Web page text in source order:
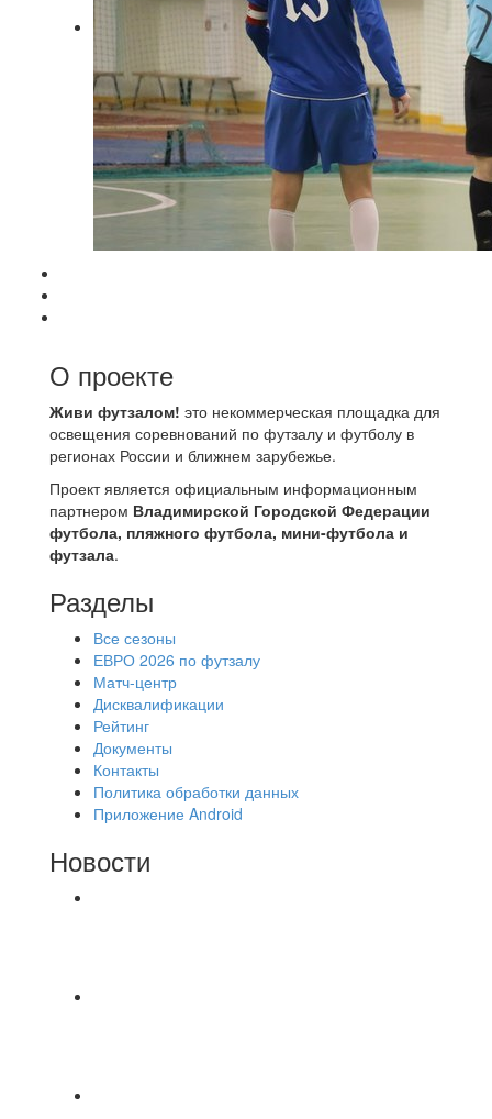
О проекте
Живи футзалом! это некоммерческая площадка для
освещения соревнований по футзалу и футболу в
регионах России и ближнем зарубежье.
Проект является официальным информационным
партнером Владимирской Городской Федерации
футбола, пляжного футбола, мини-футбола и
футзала.
Разделы
Все сезоны
ЕВРО 2026 по футзалу
Матч-центр
Дисквалификации
Рейтинг
Документы
Контакты
Политика обработки данных
Приложение Android
Новости